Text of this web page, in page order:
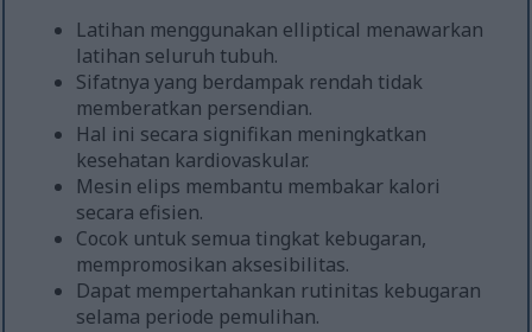
Latihan menggunakan elliptical menawarkan
latihan seluruh tubuh.
Sifatnya yang berdampak rendah tidak
memberatkan persendian.
Hal ini secara signifikan meningkatkan
kesehatan kardiovaskular.
Mesin elips membantu membakar kalori
secara efisien.
Cocok untuk semua tingkat kebugaran,
mempromosikan aksesibilitas.
Dapat mempertahankan rutinitas kebugaran
selama periode pemulihan.